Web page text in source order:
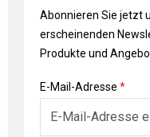
Abonnieren Sie jetzt
erscheinenden
Produkte und
E-Mail-Adresse *